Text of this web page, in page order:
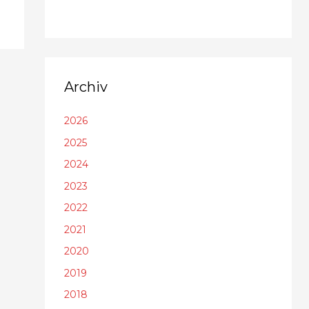
Archiv
2026
2025
2024
2023
2022
2021
2020
2019
2018